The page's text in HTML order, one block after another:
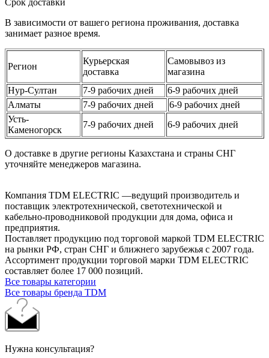
В зависимости от вашего региона проживания, доставка
занимает разное время.
Регион
Курьерская
доставка
Самовывоз из
магазина
Нур-Султан
7-9 рабочих дней
6-9 рабочих дней
Алматы
7-9 рабочих дней
6-9 рабочих дней
Усть-
Каменогорск
7-9 рабочих дней 6-9 рабочих дней
О доставке в другие регионы Казахстана и страны СНГ
уточняйте менеджеров магазина.
Компания TDM ELECTRIC —ведущий производитель и
поставщик электротехнической, светотехнической и
кабельно-проводниковой продукции для дома, офиса и
предприятия.
Поставляет продукцию под торговой маркой TDM ELECTRIC
на рынки РФ, стран СНГ и ближнего зарубежья с 2007 года.
Ассортимент продукции торговой марки TDM ЕLECTRIC
составляет более 17 000 позиций.
Все товары категории
Все товары бренда TDM
Нужна консультация?